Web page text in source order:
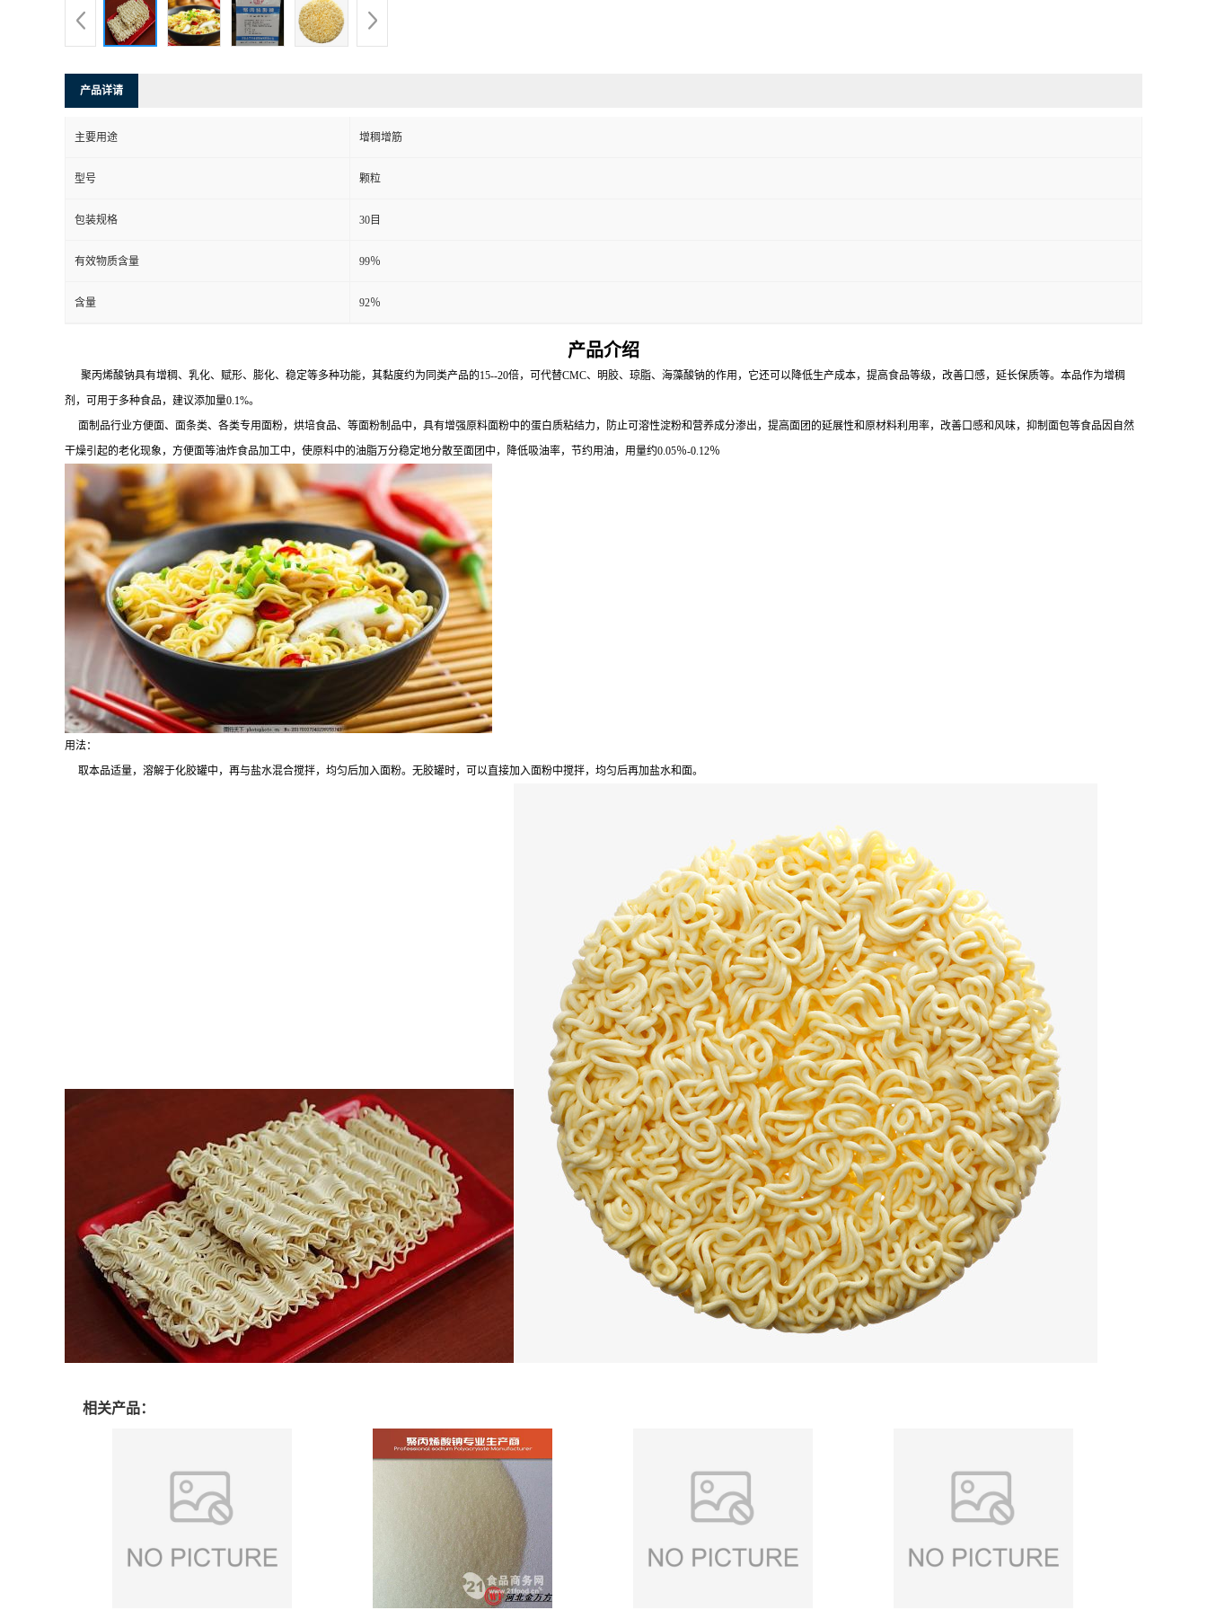
产品详请
主要用途 增稠增筋
型号 颗粒
包装规格 30目
有效物质含量 99％
含量 92％
产品介绍
聚丙烯酸钠具有增稠、乳化、赋形、膨化、稳定等多种功能，其黏度约为同类产品的15--20倍，可代替CMC、明胶、琼脂、海藻酸钠的作用，它还可以降低生产成本，提高食品等级，改善口感，延长保质等。本品作为增稠
剂，可用于多种食品，建议添加量0.1%。
面制品行业方便面、面条类、各类专用面粉，烘培食品、等面粉制品中，具有增强原料面粉中的蛋白质粘结力，防止可溶性淀粉和营养成分渗出，提高面团的延展性和原材料利用率，改善口感和风味，抑制面包等食品因自然
干燥引起的老化现象，方便面等油炸食品加工中，使原料中的油脂万分稳定地分散至面团中，降低吸油率，节约用油，用量约0.05％-0.12％
用法：
取本品适量，溶解于化胶罐中，再与盐水混合搅拌，均匀后加入面粉。无胶罐时，可以直接加入面粉中搅拌，均匀后再加盐水和面。
相关产品：